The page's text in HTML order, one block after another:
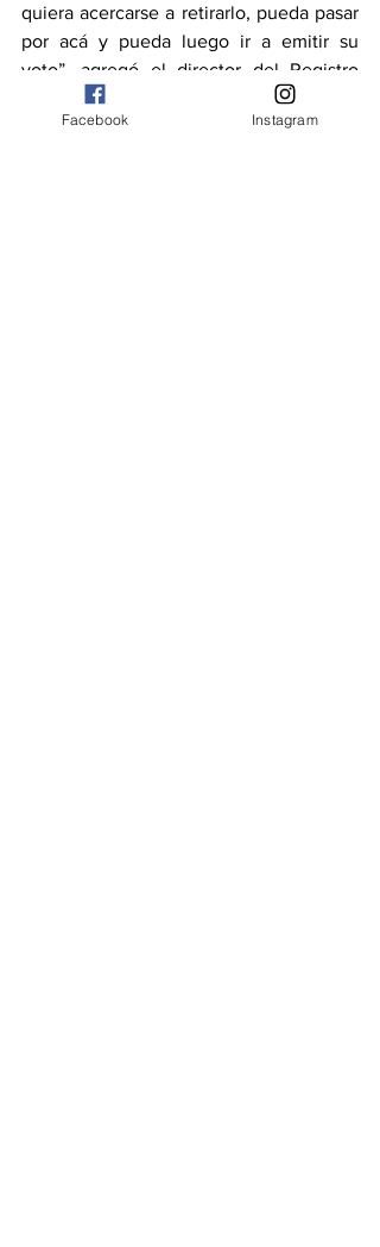
quiera acercarse a retirarlo, pueda pasar
por acá y pueda luego ir a emitir su
voto”, agregó el director del Registro
Facebook Instagram